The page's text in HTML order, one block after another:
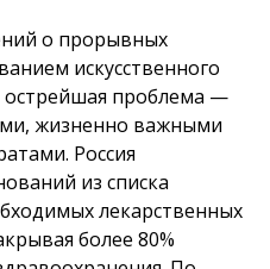
о прорывных
искусственного
острейшая проблема —
жизненно важными
Россия
из списка
лекарственных
более 80%